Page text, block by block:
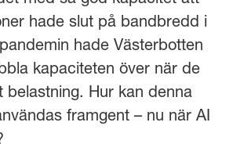
hade slut på bandbredd i
hade Västerbotten
kapaciteten över när de
belastning. Hur kan denna
framgent – nu när AI